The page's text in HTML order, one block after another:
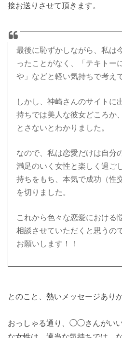
接お送りさせて頂きます。
最後に恥ずかしながら、私は
ったことがなく、「テキトー
や」などと軽い気持ちで考え
しかし、神崎さんのサイトに
持ちでは美人な彼女どころか
とさないとわかりました。
なので、私は恋愛だけは自分
満足のいく女性と楽しく過ご
持ちをもち、本気で成功（性
を切りました。
これから色々な恋愛における
相談させていただくと思うの
お願いします！！
とのこと、熱いメッセージあり
おっしゃる通り、◯◯さんがい